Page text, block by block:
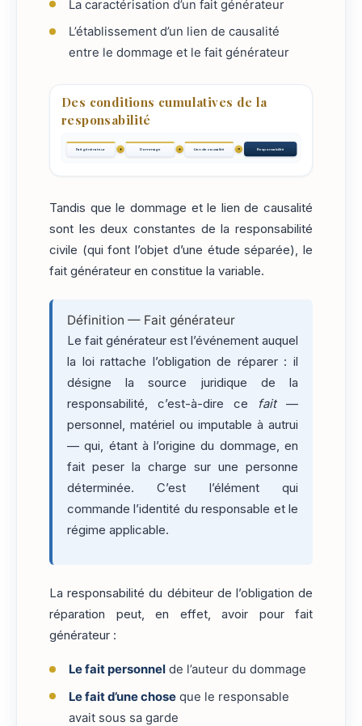
La caractérisation d’un fait générateur
L’établissement d’un lien de causalité
entre le dommage et le fait générateur
Des conditions cumulatives de la
responsabilité
Fait générateur + Dommage + Lien de causalité = Responsabilité
Tandis que le dommage et le lien de causalité
sont les deux constantes de la responsabilité
civile (qui font l’objet d’une étude séparée), le
fait générateur en constitue la variable.
Définition — Fait générateur
Le fait générateur est l’événement auquel
la loi rattache l’obligation de réparer : il
désigne la source juridique de la
responsabilité, c’est-à-dire ce
fait—
personnel, matériel ou imputable à autrui
— qui, étant à l’origine du dommage, en
fait peser la charge sur une personne
déterminée. C’est l’élément qui
commande l’identité du responsable et le
régime applicable.
La responsabilité du débiteur de l’obligation de
réparation peut, en effet, avoir pour fait
générateur :
Le fait personnelde l’auteur du dommage
Le fait d’une choseque le responsable
avait sous sa garde